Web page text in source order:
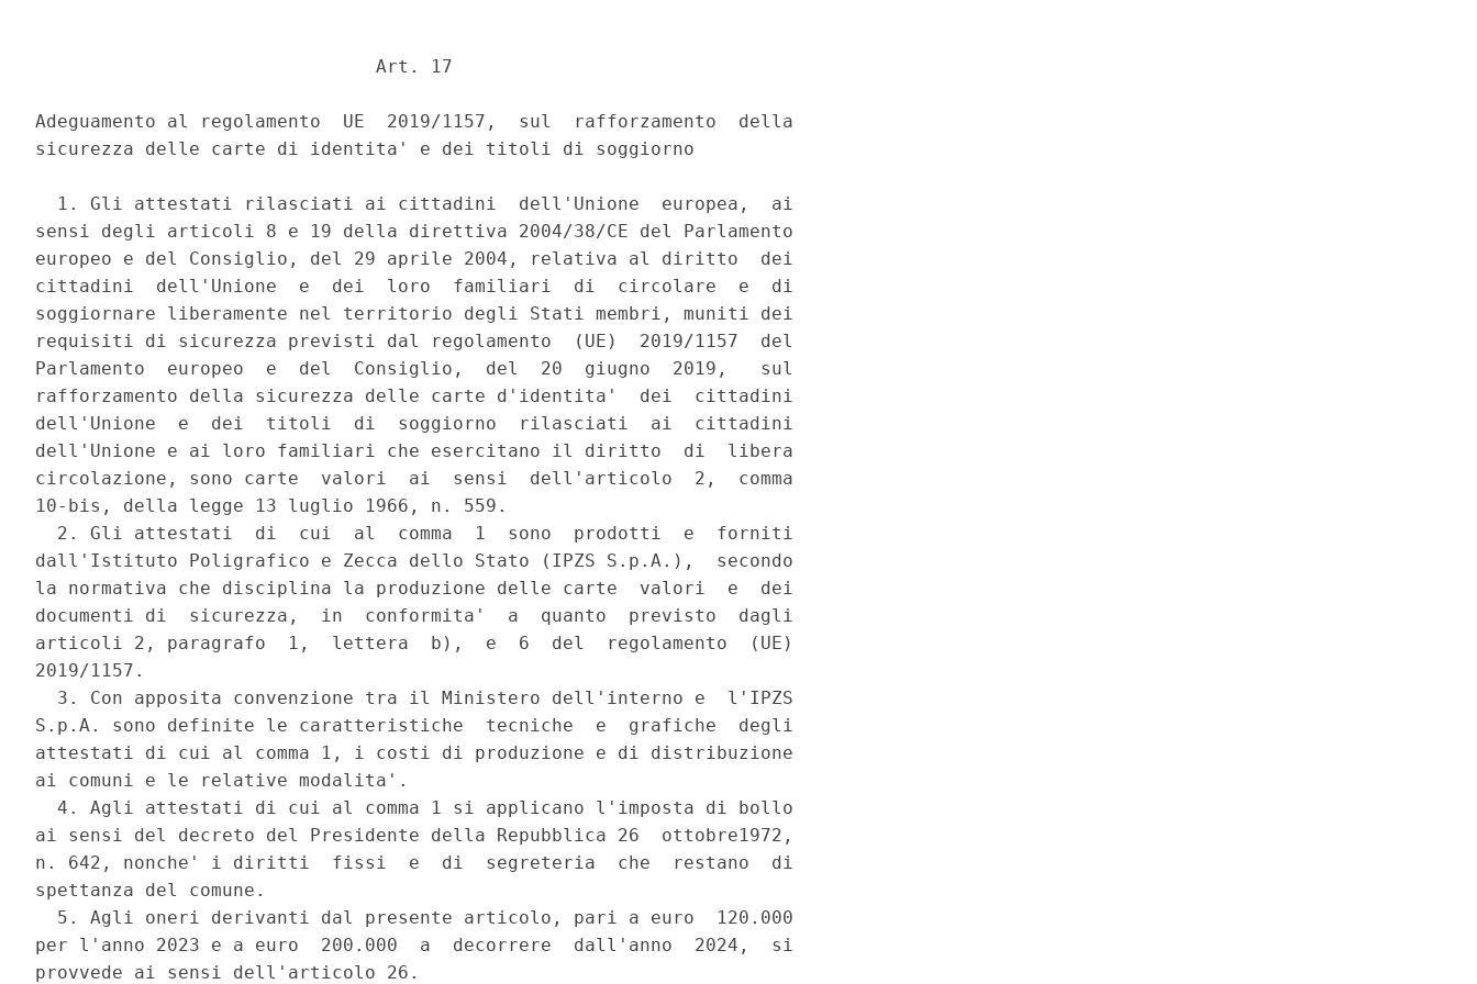
                               Art. 17
Adeguamento al regolamento  UE  2019/1157,  sul  rafforzamento  della
sicurezza delle carte di identita' e dei titoli di soggiorno
  1. Gli attestati rilasciati ai cittadini  dell'Unione  europea,  ai
sensi degli articoli 8 e 19 della direttiva 2004/38/CE del Parlamento
europeo e del Consiglio, del 29 aprile 2004, relativa al diritto  dei
cittadini  dell'Unione  e  dei  loro  familiari  di  circolare  e  di
soggiornare liberamente nel territorio degli Stati membri, muniti dei
requisiti di sicurezza previsti dal regolamento  (UE)  2019/1157  del
Parlamento  europeo  e  del  Consiglio,  del  20  giugno  2019,   sul
rafforzamento della sicurezza delle carte d'identita'  dei  cittadini
dell'Unione  e  dei  titoli  di  soggiorno  rilasciati  ai  cittadini
dell'Unione e ai loro familiari che esercitano il diritto  di  libera
circolazione, sono carte  valori  ai  sensi  dell'articolo  2,  comma
10-bis, della legge 13 luglio 1966, n. 559.
  2. Gli attestati  di  cui  al  comma  1  sono  prodotti  e  forniti
dall'Istituto Poligrafico e Zecca dello Stato (IPZS S.p.A.),  secondo
la normativa che disciplina la produzione delle carte  valori  e  dei
documenti di  sicurezza,  in  conformita'  a  quanto  previsto  dagli
articoli 2, paragrafo  1,  lettera  b),  e  6  del  regolamento  (UE)
2019/1157.
  3. Con apposita convenzione tra il Ministero dell'interno e  l'IPZS
S.p.A. sono definite le caratteristiche  tecniche  e  grafiche  degli
attestati di cui al comma 1, i costi di produzione e di distribuzione
ai comuni e le relative modalita'.
  4. Agli attestati di cui al comma 1 si applicano l'imposta di bollo
ai sensi del decreto del Presidente della Repubblica 26  ottobre1972,
n. 642, nonche' i diritti  fissi  e  di  segreteria  che  restano  di
spettanza del comune.
  5. Agli oneri derivanti dal presente articolo, pari a euro  120.000
per l'anno 2023 e a euro  200.000  a  decorrere  dall'anno  2024,  si